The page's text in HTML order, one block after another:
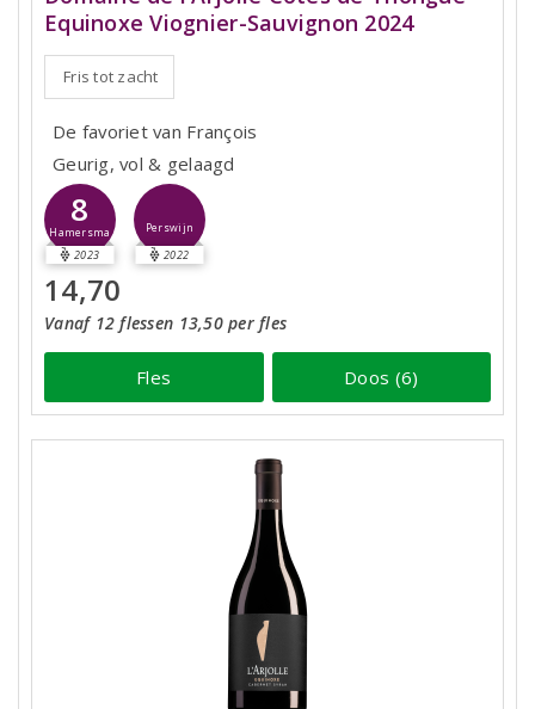
Equinoxe Viognier-Sauvignon 2024
Fris tot zacht
De favoriet van François
Geurig, vol & gelaagd
8
Hamersma
2023
Perswijn
2022
14,70
Vanaf 12 flessen 13,50 per fles
Fles Doos (6)